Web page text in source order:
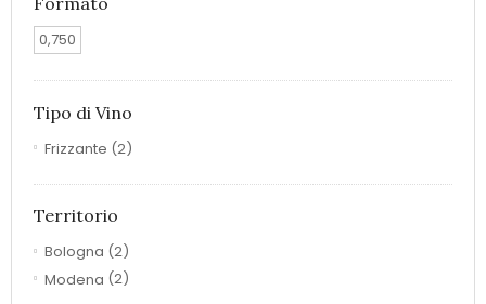
0,750
Tipo di Vino
Frizzante (2)
Territorio
Bologna (2)
Modena (2)